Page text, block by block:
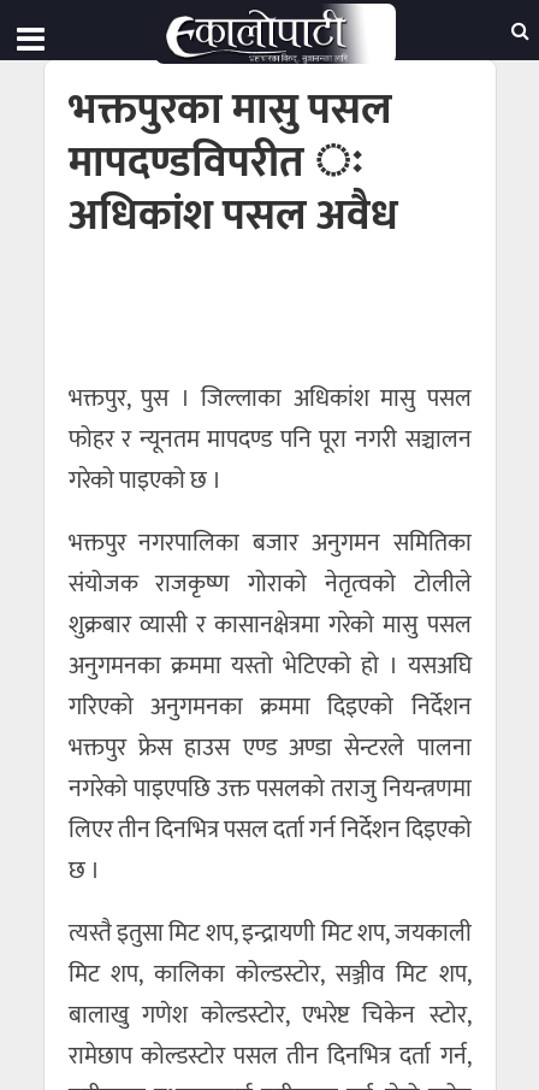
भक्तपुरका मासु पसल
मापदण्डविपरीत ः
अधिकांश पसल अवैध
भक्तपुर, पुस । जिल्लाका अधिकांश मासु पसल
फोहर र न्यूनतम मापदण्ड पनि पूरा नगरी सञ्चालन
गरेको पाइएको छ ।
भक्तपुर नगरपालिका बजार अनुगमन समितिका
संयोजक राजकृष्ण गोराको नेतृत्वको टोलीले
शुक्रबार व्यासी र कासानक्षेत्रमा गरेको मासु पसल
अनुगमनका क्रममा यस्तो भेटिएको हो । यसअघि
गरिएको अनुगमनका क्रममा दिइएको निर्देशन
भक्तपुर फ्रेस हाउस एण्ड अण्डा सेन्टरले पालना
नगरेको पाइएपछि उक्त पसलको तराजु नियन्त्रणमा
लिएर तीन दिनभित्र पसल दर्ता गर्न निर्देशन दिइएको
छ ।
त्यस्तै इतुसा मिट शप, इन्द्रायणी मिट शप, जयकाली
मिट शप, कालिका कोल्डस्टोर, सञ्जीव मिट शप,
बालाखु गणेश कोल्डस्टोर, एभरेष्ट चिकेन स्टोर,
रामेछाप कोल्डस्टोर पसल तीन दिनभित्र दर्ता गर्न,